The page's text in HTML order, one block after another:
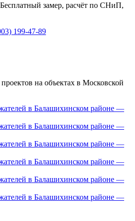
замер, расчёт по СНиП,
199-47-89
на объектах в Московской